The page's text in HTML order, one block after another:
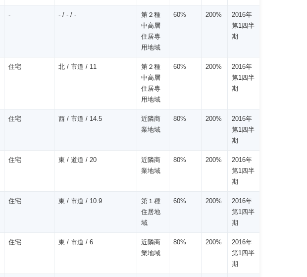
- - / - / -
第２種
中高層
住居専
用地域
60% 200%
2016年
第1四半
期
住宅 北 / 市道 / 11
第２種
中高層
住居専
用地域
60% 200%
2016年
第1四半
期
住宅 西 / 市道 / 14.5
近隣商
業地域
80% 200%
2016年
第1四半
期
住宅 東 / 道道 / 20
近隣商
業地域
80% 200%
2016年
第1四半
期
住宅 東 / 市道 / 10.9
第１種
住居地
域
60% 200%
2016年
第1四半
期
住宅 東 / 市道 / 6
近隣商
業地域
80% 200%
2016年
第1四半
期